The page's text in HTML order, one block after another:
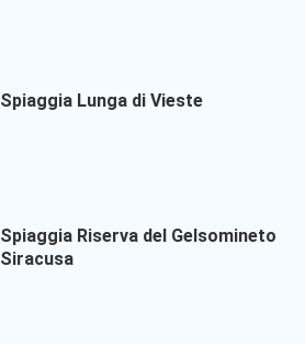
Spiaggia Lunga di Vieste
Spiaggia Riserva del Gelsomineto
Siracusa